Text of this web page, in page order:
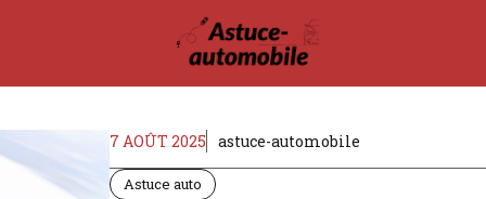
7 AOÛT 2025 astuce-automobile
Astuce auto